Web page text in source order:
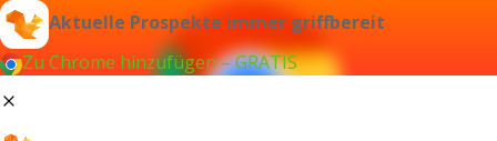
Aktuelle Prospekte immer griffbereit
Zu Chrome hinzufügen – GRATIS